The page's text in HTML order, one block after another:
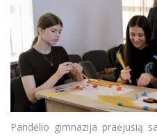
Pandėlio gimnazija praėjusią